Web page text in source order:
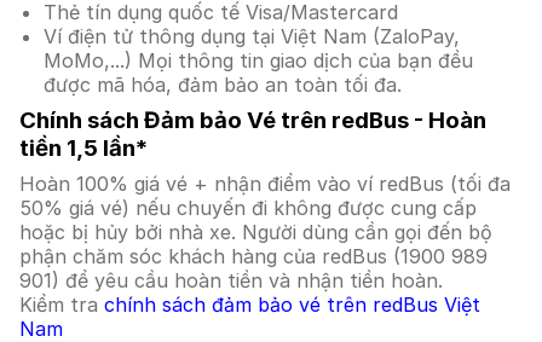
Thẻ tín dụng quốc tế Visa/Mastercard
Ví điện tử thông dụng tại Việt Nam (ZaloPay,
MoMo,...) Mọi thông tin giao dịch của bạn đều
được mã hóa, đảm bảo an toàn tối đa.
Chính sách Đảm bảo Vé trên redBus - Hoàn
tiền 1,5 lần*
Hoàn 100% giá vé + nhận điểm vào ví redBus (tối đa
50% giá vé) nếu chuyến đi không được cung cấp
hoặc bị hủy bởi nhà xe. Người dùng cần gọi đến bộ
phận chăm sóc khách hàng của redBus (1900 989
901) để yêu cầu hoàn tiền và nhận tiền hoàn.
Kiểm tra chính sách đảm bảo vé trên redBus Việt
Nam